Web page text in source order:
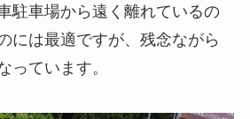
駐車場から遠く離れているの
には最適ですが、残念ながら
っています。